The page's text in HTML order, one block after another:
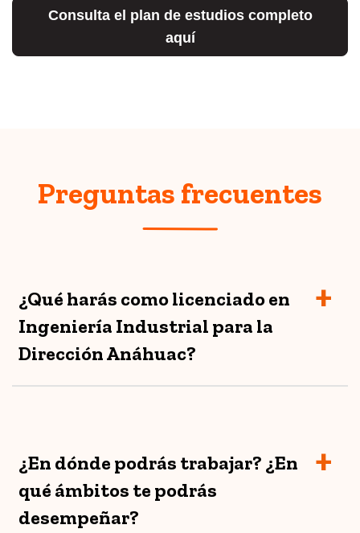
Consulta el plan de estudios completo
aquí
Preguntas frecuentes
¿Qué harás como licenciado en
Ingeniería Industrial para la
Dirección Anáhuac?
¿En dónde podrás trabajar? ¿En
qué ámbitos te podrás
desempeñar?